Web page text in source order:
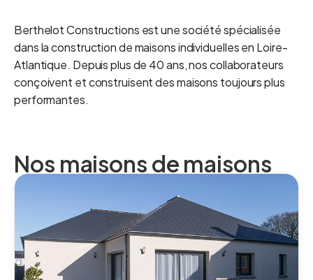
Berthelot Constructions est une société spécialisée
dans la construction de maisons individuelles en Loire-
Atlantique. Depuis plus de 40 ans, nos collaborateurs
conçoivent et construisent des maisons toujours plus
performantes.
Nos maisons de maisons